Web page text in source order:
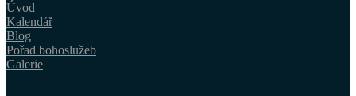
Úvod
Kalendář
Blog
Pořad bohoslužeb
Galerie